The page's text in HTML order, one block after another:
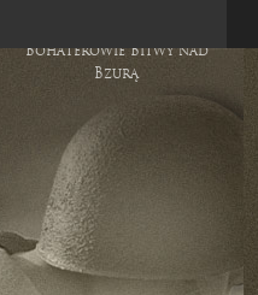
Bohaterowie Bitwy nad
Bzurą